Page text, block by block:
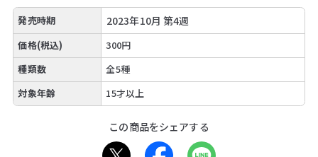
発売時期 2023年10月 第4週
価格(税込)
300円
種類数
全5種
対象年齢
15才以上
この商品をシェアする